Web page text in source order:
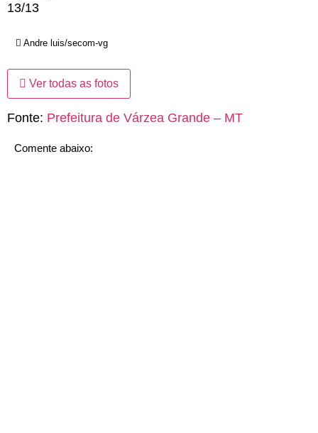
13/13
Andre luis/secom-vg
Ver todas as fotos
Fonte: Prefeitura de Várzea Grande – MT
Comente abaixo: